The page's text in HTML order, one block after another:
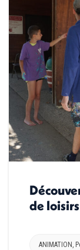
de
ANIMATION ,